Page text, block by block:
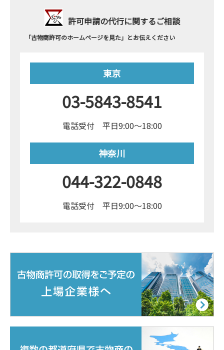
許可申請の代行に関するご相談
「古物商許可のホームページを見た」とお伝えください
東京
03-5843-8541
電話受付 平日9:00～18:00
神奈川
044-322-0848
電話受付 平日9:00～18:00